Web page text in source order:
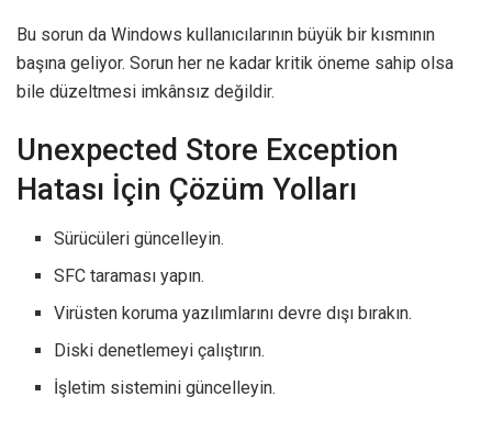
Bu sorun da Windows kullanıcılarının büyük bir kısmının
başına geliyor. Sorun her ne kadar kritik öneme sahip olsa
bile düzeltmesi imkânsız değildir.
Unexpected Store Exception
Hatası İçin Çözüm Yolları
Sürücüleri güncelleyin.
SFC taraması yapın.
Virüsten koruma yazılımlarını devre dışı bırakın.
Diski denetlemeyi çalıştırın.
İşletim sistemini güncelleyin.